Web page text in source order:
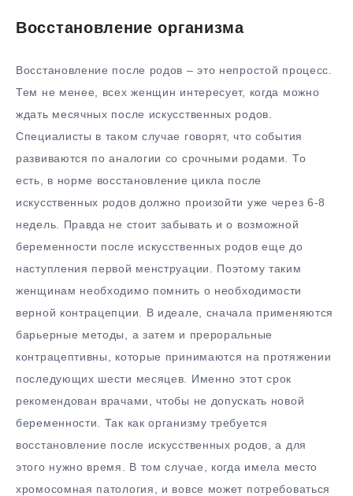
Восстановление организма
Восстановление после родов – это непростой процесс.
Тем не менее, всех женщин интересует, когда можно
ждать месячных после искусственных родов.
Специалисты в таком случае говорят, что события
развиваются по аналогии со срочными родами. То
есть, в норме восстановление цикла после
искусственных родов должно произойти уже через 6-8
недель. Правда не стоит забывать и о возможной
беременности после искусственных родов еще до
наступления первой менструации. Поэтому таким
женщинам необходимо помнить о необходимости
верной контрацепции. В идеале, сначала применяются
барьерные методы, а затем и прероральные
контрацептивны, которые принимаются на протяжении
последующих шести месяцев. Именно этот срок
рекомендован врачами, чтобы не допускать новой
беременности. Так как организму требуется
восстановление после искусственных родов, а для
этого нужно время. В том случае, когда имела место
хромосомная патология, и вовсе может потребоваться